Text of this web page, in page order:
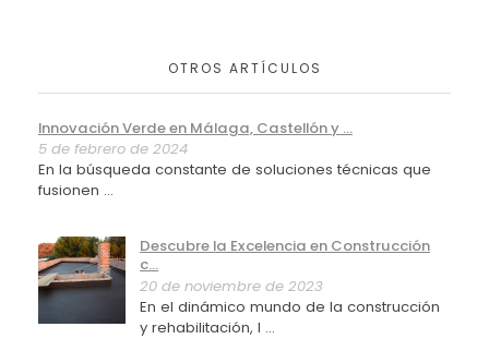
OTROS ARTÍCULOS
Innovación Verde en Málaga, Castellón y ...
5 de febrero de 2024
En la búsqueda constante de soluciones técnicas que
fusionen ...
Descubre la Excelencia en Construcción
c...
20 de noviembre de 2023
En el dinámico mundo de la construcción
y rehabilitación, l ...